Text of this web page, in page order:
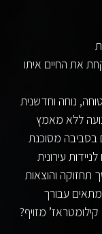
את החיים איתו
ללא מאמץ
בסביבה מסוכנת
תחזוקה והוצאות
עבורך
מזויף?